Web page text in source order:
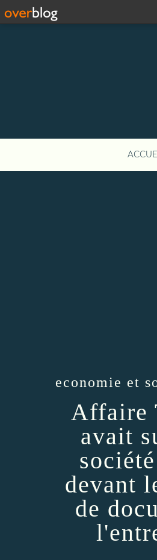
economie et
Affaire
avait
devant
de